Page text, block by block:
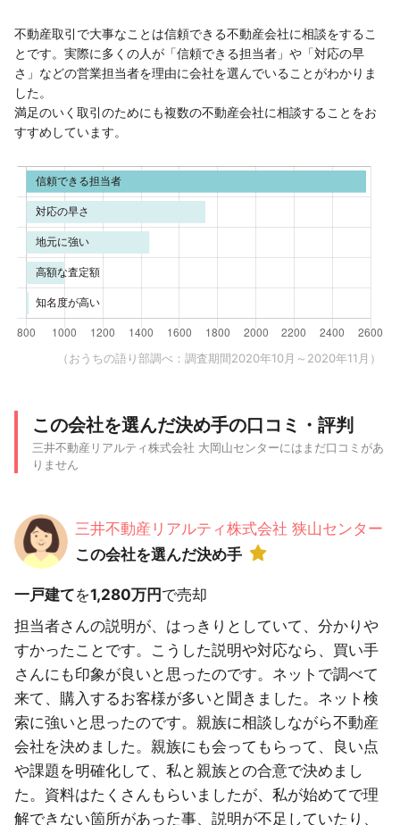
不動産取引で大事なことは信頼できる不動産会社に相談をするこ
とです。実際に多くの人が「信頼できる担当者」や「対応の早
さ」などの営業担当者を理由に会社を選んでいることがわかりま
した。
満足のいく取引のためにも複数の不動産会社に相談することをお
すすめしています。
（おうちの語り部調べ：調査期間2020年10月～2020年11月）
この会社を選んだ決め手の口コミ・評判
三井不動産リアルティ株式会社 大岡山センターにはまだ口コミがあ
りません
三井不動産リアルティ株式会社 狭山センター
この会社を選んだ決め手
一戸建てを1,280万円で売却
担当者さんの説明が、はっきりとしていて、分かりや
すかったことです。こうした説明や対応なら、買い手
さんにも印象が良いと思ったのです。ネットで調べて
来て、購入するお客様が多いと聞きました。ネット検
索に強いと思ったのです。親族に相談しながら不動産
会社を決めました。親族にも会ってもらって、良い点
や課題を明確化して、私と親族との合意で決めまし
た。資料はたくさんもらいましたが、私が始めてで理
解できない箇所があった事、説明が不足していたり、